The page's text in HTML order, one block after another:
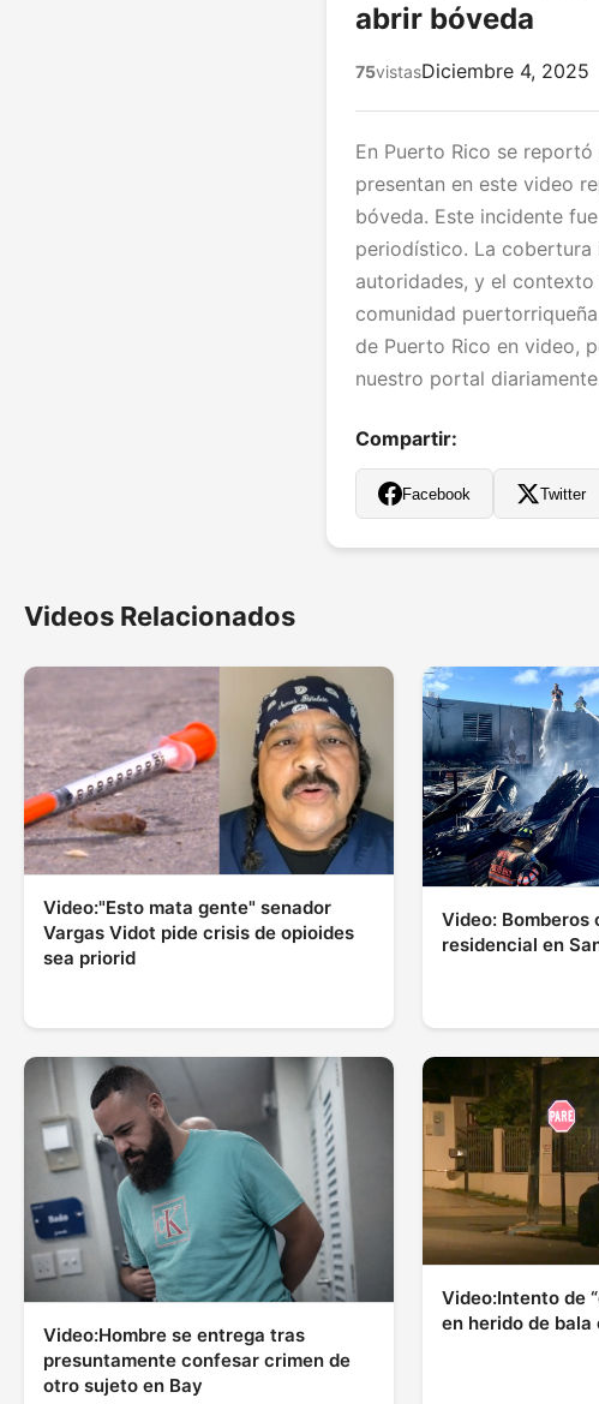
abrir bóveda
75vistasDiciembre 4, 2025
En Puerto Rico se
presentan en este video
bóveda. Este incidente
periodístico. La cobertura
autoridades, y el
comunidad
de Puerto Rico en video,
nuestro portal
Compartir:
Facebook Twitter
Videos Relacionados
Video:"Esto mata gente" senador
Vargas Vidot pide crisis de opioides
sea priorid
Video:
residencial en
Video:Hombre se entrega tras
presuntamente confesar crimen de
otro sujeto en Bay
Video:Intento de
en herido de bala